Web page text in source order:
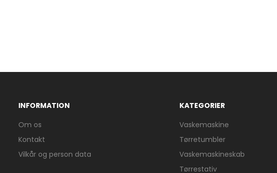
INFORMATION
Om os
Kontakt
Vilkår og person data
KATEGORIER
Vaskemaskine
Tørretumbler
Vaskemaskineskab
Tørrestativ